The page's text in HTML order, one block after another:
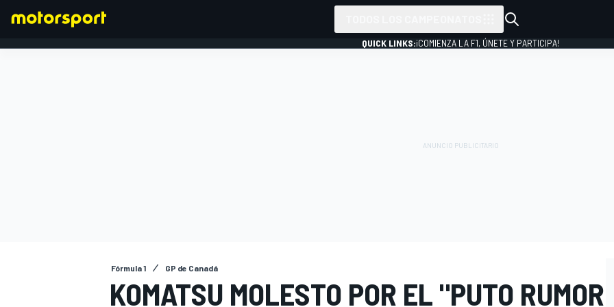
QUICK LINKS:¡COMIENZA LA F1, ÚNETE Y PARTICIPA!
Fórmula 1 GP de Canadá
KOMATSU MOLESTO POR EL "PUTO RUMOR